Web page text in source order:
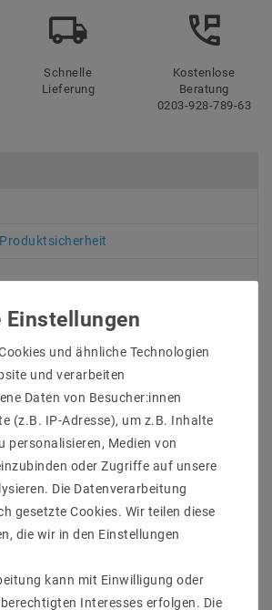
Schnelle
Lieferung
Kostenlose
Beratung
0203-928-789-63
mit CASAMBI
( mA )wählbar.
dieses Konstantstromtreibers:
CASAMBI
- Funkempfänger
über Amplidutendimmung und
liegt dabei zwischen 1% - 100%.
Casambi (#127630 / #127631)
ist die neue Generation von LED-
durch:
Bauform
und ähnliche Technologien
und verarbeiten
Daten von Besucher:innen
(z.B. IP-Adresse), um z.B. Inhalte
personalisieren, Medien von
oder Zugriffe auf unsere
Die Datenverarbeitung
gesetzte Cookies. Wir teilen diese
die wir in den Einstellungen
kann mit Einwilligung oder
Interesses erfolgen. Die